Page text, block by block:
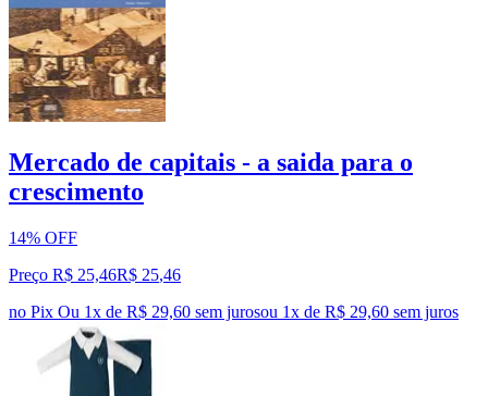
Mercado de capitais - a saida para o
crescimento
14% OFF
Preço R$ 25,46R$ 25,46
no Pix Ou 1x de R$ 29,60 sem jurosou 1x de R$ 29,60 sem juros